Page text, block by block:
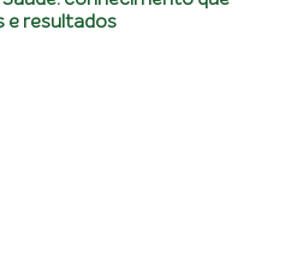
e resultados